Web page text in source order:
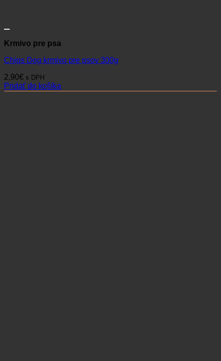
Krmivo pre psa
Chips Dog krmivo pre psov 300g
2,90€ s DPH
Pridať do košíka